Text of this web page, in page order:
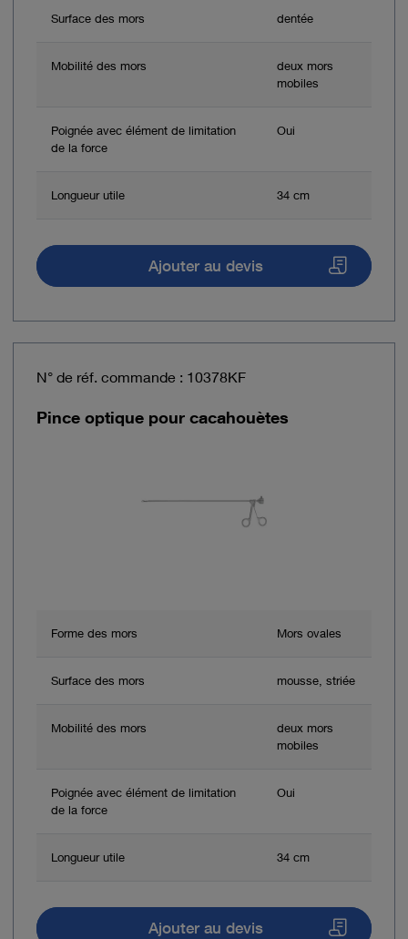
Surface des mors dentée
Mobilité des mors
deux mors
mobiles
Poignée avec élément de limitation
de la force
Oui
Longueur utile 34 cm
Ajouter au devis
N° de réf. commande : 10378KF
Pince optique pour cacahouètes
Forme des mors Mors ovales
Surface des mors mousse, striée
Mobilité des mors
deux mors
mobiles
Poignée avec élément de limitation
de la force
Oui
Longueur utile 34 cm
Ajouter au devis